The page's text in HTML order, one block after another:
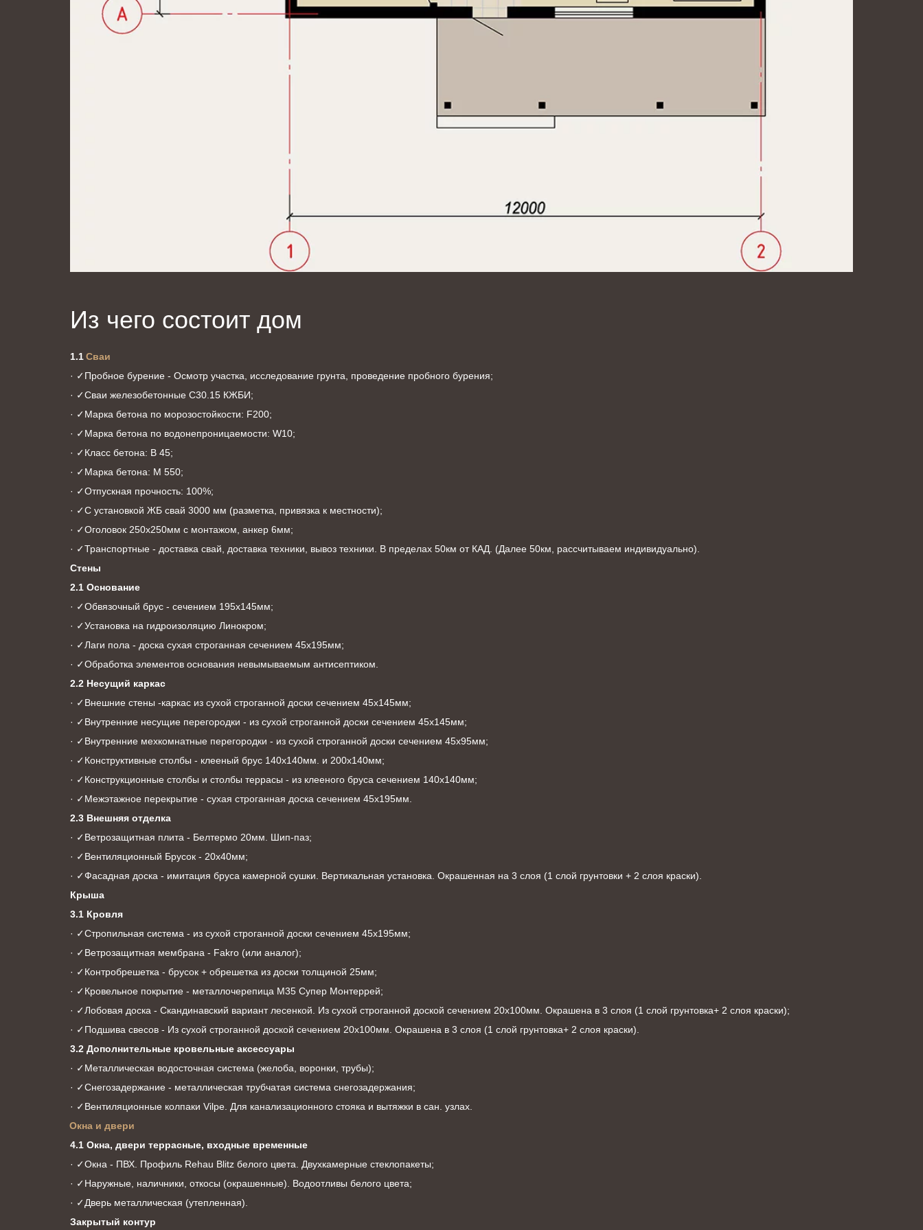
Из чего состоит дом
1.1 Сваи
· ✓Пробное бурение - Осмотр участка, исследование грунта, проведение пробного бурения;
· ✓Сваи железобетонные С30.15 КЖБИ;
· ✓Марка бетона по морозостойкости: F200;
· ✓Марка бетона по водонепроницаемости: W10;
· ✓Класс бетона: В 45;
· ✓Марка бетона: М 550;
· ✓Отпускная прочность: 100%;
· ✓С установкой ЖБ свай 3000 мм (разметка, привязка к местности);
· ✓Оголовок 250х250мм с монтажом, анкер 6мм;
· ✓Транспортные - доставка свай, доставка техники, вывоз техники. В пределах 50км от КАД. (Далее 50км, рассчитываем индивидуально).
Стены
2.1 Основание
· ✓Обвязочный брус - сечением 195х145мм;
· ✓Установка на гидроизоляцию Линокром;
· ✓Лаги пола - доска сухая строганная сечением 45x195мм;
· ✓Обработка элементов основания невымываемым антисептиком.
2.2 Несущий каркас
· ✓Внешние стены -каркас из сухой строганной доски сечением 45х145мм;
· ✓Внутренние несущие перегородки - из сухой строганной доски сечением 45х145мм;
· ✓Внутренние мехкомнатные перегородки - из сухой строганной доски сечением 45х95мм;
· ✓Конструктивные столбы - клееный брус 140х140мм. и 200х140мм;
· ✓Конструкционные столбы и столбы террасы - из клееного бруса сечением 140х140мм;
· ✓Межэтажное перекрытие - сухая строганная доска сечением 45х195мм.
2.3 Внешняя отделка
· ✓Ветрозащитная плита - Белтермо 20мм. Шип-паз;
· ✓Вентиляционный Брусок - 20х40мм;
· ✓Фасадная доска - имитация бруса камерной сушки. Вертикальная установка. Окрашенная на 3 слоя (1 слой грунтовки + 2 слоя краски).
Крыша
3.1 Кровля
· ✓Стропильная система - из сухой строганной доски сечением 45х195мм;
· ✓Ветрозащитная мембрана - Fakro (или аналог);
· ✓Контробрешетка - брусок + обрешетка из доски толщиной 25мм;
· ✓Кровельное покрытие - металлочерепица М35 Супер Монтеррей;
· ✓Лобовая доска - Скандинавский вариант лесенкой. Из сухой строганной доской сечением 20х100мм. Окрашена в 3 слоя (1 слой грунтовка+ 2 слоя краски);
· ✓Подшива свесов - Из сухой строганной доской сечением 20х100мм. Окрашена в 3 слоя (1 слой грунтовка+ 2 слоя краски).
3.2 Дополнительные кровельные аксессуары
· ✓Металлическая водосточная система (желоба, воронки, трубы);
· ✓Снегозадержание - металлическая трубчатая система снегозадержания;
· ✓Вентиляционные колпаки Vilpe. Для канализационного стояка и вытяжки в сан. узлах.
Окна и двери
4.1 Окна, двери террасные, входные временные
· ✓Окна - ПВХ. Профиль Rehau Blitz белого цвета. Двухкамерные стеклопакеты;
· ✓Наружные, наличники, откосы (окрашенные). Водоотливы белого цвета;
· ✓Дверь металлическая (утепленная).
Закрытый контур